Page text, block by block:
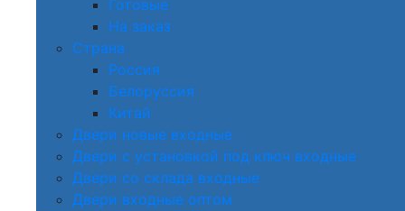
Готовые
На заказ
Страна
Россия
Белоруссия
Китай
Двери новые входные
Двери с установкой под ключ входные
Двери со склада входные
Двери входные оптом